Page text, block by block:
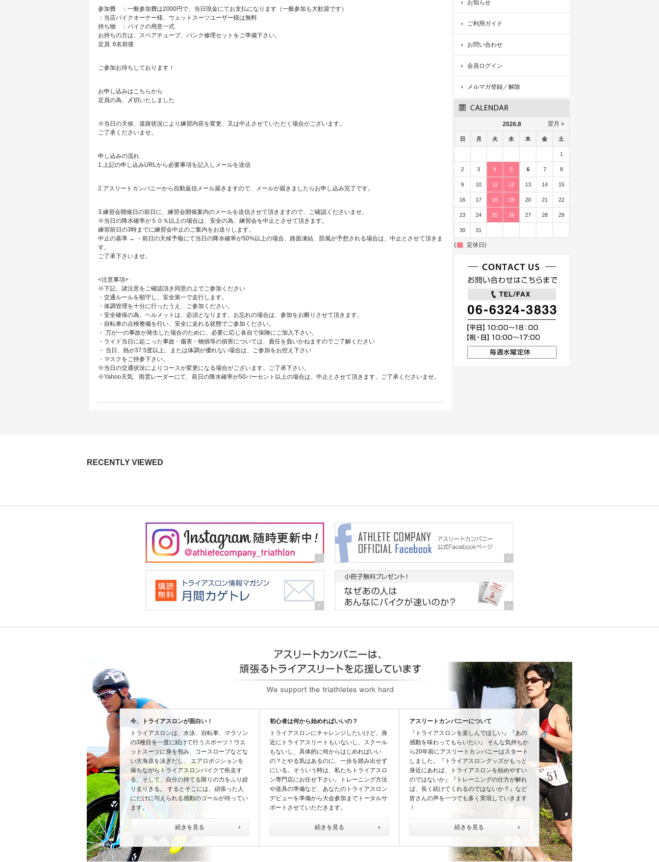
参加費 ：一般参加費は2000円で、当日現金にてお支払になります（一般参加も大歓迎です）
：当店バイクオーナー様、ウェットスーツユーザー様は無料
持ち物 ：バイクの用意一式
お持ちの方は、スペアチューブ、パンク修理セットをご準備下さい。
定員 :6名前後
ご参加お待ちしております！
お申し込みはこちらから
定員の為、〆切いたしました
※当日の天候、道路状況により練習内容を変更、又は中止させていただく場合がございます。
ご了承くださいませ。
申し込みの流れ
1.上記の申し込みURLから必要事項を記入しメールを送信
2.アスリートカンパニーから自動返信メール届きますので、メールが届きましたらお申し込み完了です。
3.練習会開催日の前日に、練習会開催案内のメールを送信させて頂きますので、ご確認くださいませ。
※当日の降水確率が５０％以上の場合は、安全の為、練習会を中止とさせて頂きます。
練習前日の3時までに練習会中止のご案内をお送りします。
中止の基準 → ・前日の天候予報にて当日の降水確率が50%以上の場合、路面凍結、防風が予想される場合は、中止とさせて頂きま
す。
ご了承下さいませ。
<注意事項>
※下記、諸注意をご確認頂き同意の上でご参加ください
・交通ルールを順守し、安全第一で走行します。
・体調管理を十分に行ったうえ、ご参加ください。
・安全確保の為、ヘルメットは、必須となります。お忘れの場合は、参加をお断りさせて頂きます。
・自転車の点検整備を行い、安全に走れる状態でご参加ください。
・ 万が一の事故が発生した場合のために、必要に応じ各自で保険にご加入下さい。
・ライド当日に起こった事故・傷害・物損等の損害については、責任を負いかねますのでご了解ください
・ 当日、熱が37.5度以上、または体調が優れない場合は、ご参加をお控え下さい
・マスクをご持参下さい。
※当日の交通状況によりコースが変更になる場合がございます。ご了承下さい。
※Yahoo天気、雨雲レーダーにて、前日の降水確率が50パーセント以上の場合は、中止とさせて頂きます。ご了承くださいませ。
お知らせ
ご利用ガイド
お問い合わせ
会員ログイン
メルマガ登録／解除
2026.8 翌月 »
日 月 火 水 木 金 土
1
2 3 4 5 6 7 8
9 10 11 12 13 14 15
16 17 18 19 20 21 22
23 24 25 26 27 28 29
30 31
( 定休日)
RECENTLY VIEWED
今、トライアスロンが面白い！
トライアスロンは、水泳、自転車、マラソン
の3種目を一度に続けて行うスポーツ！ウエ
ットスーツに身を包み、コースロープなどな
い大海原を泳ぎだし、 エアロポジションを
保ちながらトライアスロンバイクで疾走す
る。そして、自分の持てる限りの力をふり絞
り走りきる。 するとそこには、頑張った人
にだけに与えられる感動のゴールが待ってい
ます。
続きを見る
初心者は何から始めればいいの？
トライアスロンにチャレンジしたいけど、身
近にトライアスリートもいないし、スクール
もないし、具体的に何からはじめればいい
の？とやる気はあるのに、一歩を踏み出せず
にいる。そういう時は、私たちトライアスロ
ン専門店にお任せ下さい。トレーニング方法
や道具の準備など、あなたのトライアスロン
デビューを準備から大会参加までトータルサ
ポートさせていただきます。
続きを見る
アスリートカンパニーについて
『トライアスロンを楽しんでほしい』『あの
感動を味わってもらいたい』 そんな気持ちか
ら20年前にアスリートカンパニーはスタート
しました。『トライアスロングッズがもっと
身近にあれば、トライアスロンを始めやすい
のではないか』『トレーニングの仕方が解れ
ば、長く続けてくれるのではないか？』など
皆さんの声を一つでも多く実現していきます
！
続きを見る